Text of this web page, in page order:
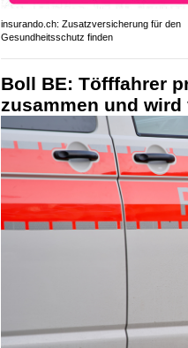
insurando.ch: Zusatzversicherung für den
Gesundheitsschutz finden
Boll BE: Töfffahrer
zusammen und wird